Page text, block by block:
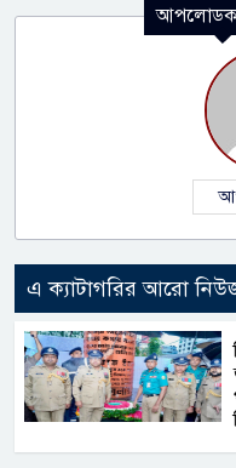
এ ক্যাটাগরির আরো